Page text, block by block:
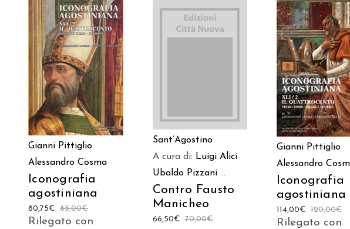
AGGIUNGI AL
CARRELLO
Gianni Pittiglio
Alessandro Cosma
Iconografia
agostiniana
85,00€
80,75€
Rilegato con
Sant’Agostino
A cura di: Luigi Alici
Ubaldo Pizzani ...
Contro Fausto
Manicheo
70,00€
66,50€
AGGIUNGI AL
CARRELLO
Gianni Pittiglio
Alessandro
Iconografia
agostiniana
120,00€
114,00€
Rilegato con